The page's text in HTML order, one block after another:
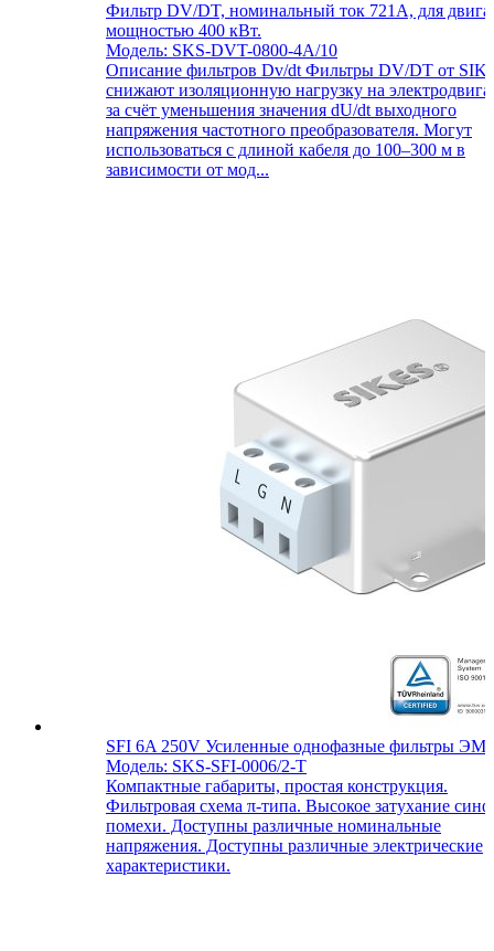
Фильтр DV/DT, номинальный ток 721А, для
мощностью 400 кВт.
Модель: SKS-DVT-0800-4A/10
Описание фильтров Dv/dt Фильтры DV/DT от
снижают изоляционную нагрузку на
за счёт уменьшения значения dU/dt выходного
напряжения частотного преобразователя. Могут
использоваться с длиной кабеля до 100–300 м в
зависимости от мод...
SFI 6A 250V Усиленные однофазные фильтры
Модель: SKS-SFI-0006/2-T
Компактные габариты, простая конструкция.
Фильтровая схема π-типа. Высокое затухание
помехи. Доступны различные номинальные
напряжения. Доступны различные электрические
характеристики.